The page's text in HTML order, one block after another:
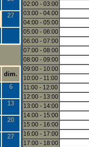
27
dim.
6
13
20
27
02:00 - 03:00
03:00 - 04:00
04:00 - 05:00
05:00 - 06:00
06:00 - 07:00
07:00 - 08:00
08:00 - 09:00
09:00 - 10:00
10:00 - 11:00
11:00 - 12:00
12:00 - 13:00
13:00 - 14:00
14:00 - 15:00
15:00 - 16:00
16:00 - 17:00
17:00 - 18:00